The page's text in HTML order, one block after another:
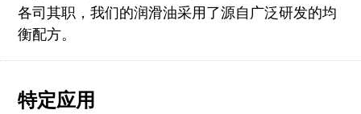
各司其职，我们的润滑油采用了源自广泛研发的均
衡配方。
特定应用